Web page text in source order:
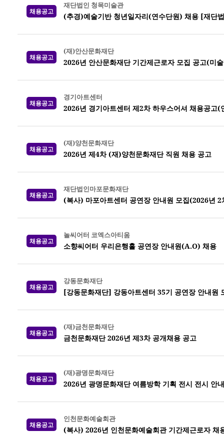
채용공고
재단법인 청목미술관
(추경)예술기반 청년일자리(연수단원) 채용 [재단
채용공고
(재)안산문화재단
2026년 안산문화재단 기간제근로자 모집 공고(미
채용공고
경기아트센터
2026년 경기아트센터 제2차 하우스어셔 채용공고(
채용공고
(재)양천문화재단
2026년 제4차 (재)양천문화재단 직원 채용 공고
채용공고
재단법인마포문화재단
(복사) 마포아트센터 공연장 안내원 모집(2026년 2
채용공고
놀씨어터 코엑스아티움
소향씨어터 우리은행홀 공연장 안내원(A.O) 채용
채용공고
강동문화재단
[강동문화재단] 강동아트센터 35기 공연장 안내원
채용공고
(재)금천문화재단
금천문화재단 2026년 제3차 공개채용 공고
채용공고
(재)광명문화재단
2026년 광명문화재단 여름방학 기획 전시 전시 안
채용공고
인천문화예술회관
(복사) 2026년 인천문화예술회관 기간제근로자 채